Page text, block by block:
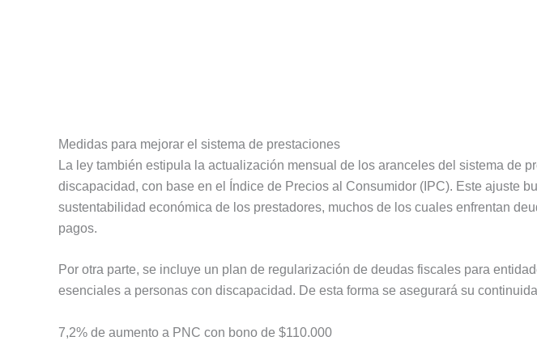
Medidas para mejorar el sistema de prestaciones
La ley también estipula la actualización mensual de los aranceles del sistema de
discapacidad, con base en el Índice de Precios al Consumidor (IPC). Este ajuste
sustentabilidad económica de los prestadores, muchos de los cuales enfrentan
pagos.
Por otra parte, se incluye un plan de regularización de deudas fiscales para
esenciales a personas con discapacidad. De esta forma se asegurará su
7,2% de aumento a PNC con bono de $110.000